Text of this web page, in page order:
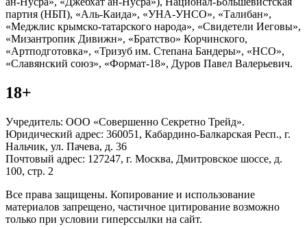
партия (НБП), «Аль-Каида», «УНА-УНСО», «Талибан»,
«Меджлис крымско-татарского народа», «Свидетели Иеговы»,
«Мизантропик Дивижн», «Братство» Корчинского,
«Артподготовка», «Тризуб им. Степана Бандеры», «НСО»,
«Славянский союз», «Формат-18», Дуров Павел Валерьевич.
18+
Учредитель: ООО «Совершенно Секретно Трейд».
Юридический адрес: 360051, Кабардино-Балкарская Респ., г.
Нальчик, ул. Пачева, д. 36
Почтовый адрес: 127247, г. Москва, Дмитровское шоссе, д.
100, стр. 2
Все права защищены. Копирование и использование
материалов запрещено, частичное цитирование возможно
только при условии гиперссылки на сайт.